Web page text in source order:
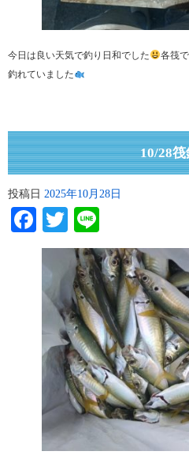
今日は良い天気で釣り日和でした
各筏
釣れていました
10/28
投稿日 2025年10月28日
Facebook
Twitter